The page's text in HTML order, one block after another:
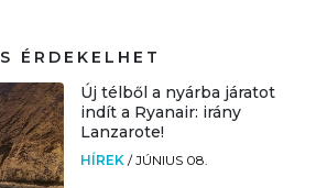
ÉRDEKELHET
Új télből a nyárba járatot
indít a Ryanair: irány
Lanzarote!
HÍREK /JÚNIUS 08.